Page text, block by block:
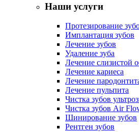
Наши услуги
Протезирование
Имплантация зубов
Лечение зубов
Удаление зуба
Лечение слизистой
Лечение кариеса
Лечение
Лечение пульпита
Чистка зубов
Чистка зубов Air
Шинирование зубов
Рентген зубов